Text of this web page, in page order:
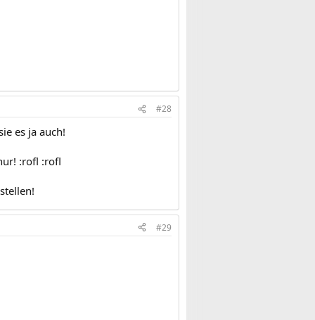
#28
es ja auch!
:rofl :rofl
#29